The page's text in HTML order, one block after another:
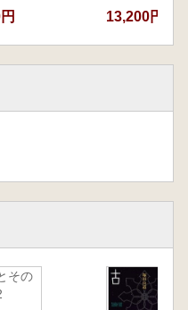
考古学」と題した所
13,200円
その